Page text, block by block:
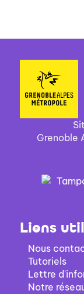
Grenoble
Liens
Nous
Tutoriels
Lettre
Notre